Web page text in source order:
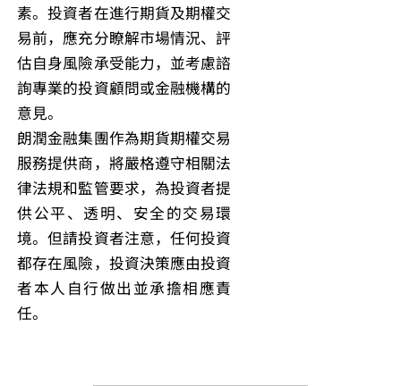
素。投資者在進行期貨及期權交
易前，應充分瞭解市場情況、評
估自身風險承受能力，並考慮諮
詢專業的投資顧問或金融機構的
意見。
朗潤金融集團作為期貨期權交易
服務提供商，將嚴格遵守相關法
律法規和監管要求，為投資者提
供公平、透明、安全的交易環
境。但請投資者注意，任何投資
都存在風險，投資決策應由投資
者本人自行做出並承擔相應責
任。